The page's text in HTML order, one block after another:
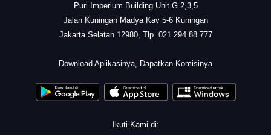
Puri Imperium Building Unit G 2,3,5
Jalan Kuningan Madya Kav 5-6 Kuningan
Jakarta Selatan 12980, Tlp. 021 294 88 777
Download Aplikasinya, Dapatkan Komisinya
Ikuti Kami di: